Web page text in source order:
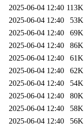
2025-06-04 12:40 113K
2025-06-04 12:40
53K
2025-06-04 12:40
69K
2025-06-04 12:40
86K
2025-06-04 12:40
61K
2025-06-04 12:40
62K
2025-06-04 12:40
54K
2025-06-04 12:40
80K
2025-06-04 12:40
58K
2025-06-04 12:40
56K